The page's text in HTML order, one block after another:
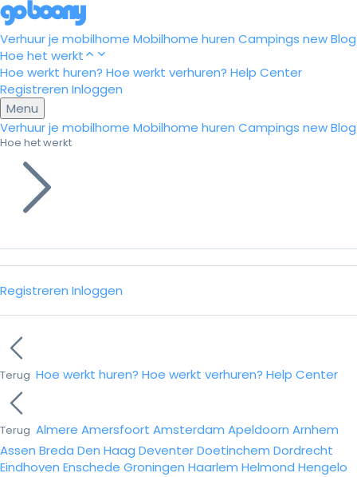
Verhuur je mobilhome Mobilhome huren Campings newBlog
Hoe het werkt
Hoe werkt huren? Hoe werkt verhuren? Help Center
Registreren Inloggen
Menu
Verhuur je mobilhome Mobilhome huren Campings newBlog
Hoe het werkt
Registreren Inloggen
Terug Hoe werkt huren? Hoe werkt verhuren? Help Center
Terug Almere Amersfoort Amsterdam Apeldoorn Arnhem
Assen Breda Den Haag DeventerDoetinchem Dordrecht
Eindhoven Enschede Groningen Haarlem Helmond Hengelo